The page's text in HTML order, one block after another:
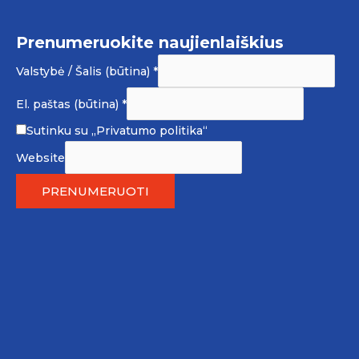
Prenumeruokite naujienlaiškius
Valstybė / Šalis (būtina) *
El. paštas (būtina) *
Sutinku su „Privatumo politika“
Website
PRENUMERUOTI